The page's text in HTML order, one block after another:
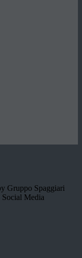
Gruppo Spaggiari
Media